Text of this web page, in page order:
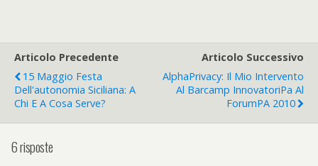
Articolo Precedente
15 Maggio Festa
Dell'autonomia Siciliana: A
Chi E A Cosa Serve?
Articolo Successivo
AlphaPrivacy: Il Mio Intervento
Al Barcamp InnovatoriPa Al
ForumPA 2010
6 risposte